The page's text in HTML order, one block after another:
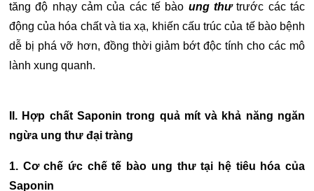
tăng độ nhạy cảm của các tế bào ung thưtrước các tác
động của hóa chất và tia xạ, khiến cấu trúc của tế bào bệnh
dễ bị phá vỡ hơn, đồng thời giảm bớt độc tính cho các mô
lành xung quanh.
II. Hợp chất Saponin trong quả mít và khả năng ngăn
ngừa ung thư đại tràng
1. Cơ chế ức chế tế bào ung thư tại hệ tiêu hóa của
Saponin